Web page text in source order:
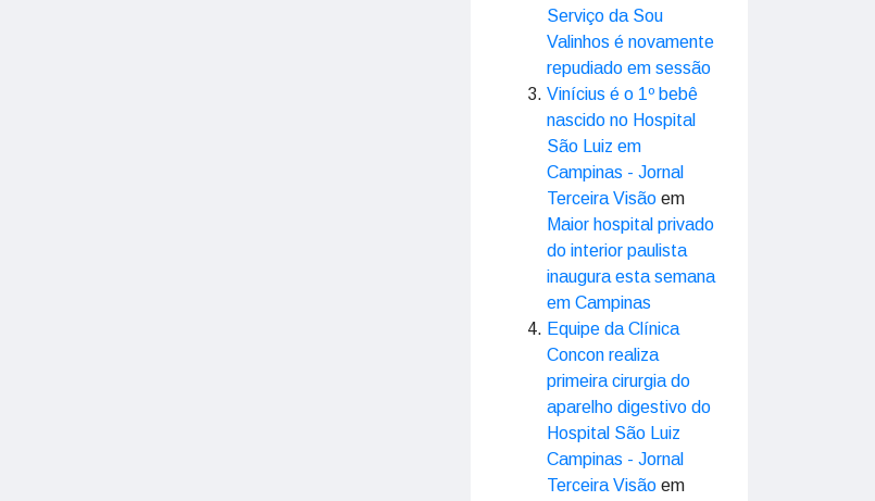
Serviço da Sou
Valinhos é novamente
repudiado em sessão
Vinícius é o 1º bebê
nascido no Hospital
São Luiz em
Campinas - Jornal
Terceira Visão em
Maior hospital privado
do interior paulista
inaugura esta semana
em Campinas
Equipe da Clínica
Concon realiza
primeira cirurgia do
aparelho digestivo do
Hospital São Luiz
Campinas - Jornal
Terceira Visão em